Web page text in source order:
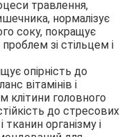
травлення,
нормалізує
соку, покращує
зі стільцем і
опірність до
вітамінів і
клітини головного
до стресових
тканин організму і